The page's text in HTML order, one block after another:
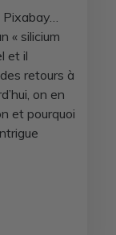
Pixabay…
« silicium
et il
retours à
on en
et pourquoi